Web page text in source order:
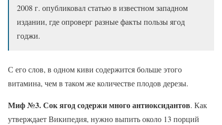
2008 г. опубликовал статью в известном западном
издании, где опроверг разные факты пользы ягод
годжи.
С его слов, в одном киви содержится больше этого
витамина, чем в таком же количестве плодов дерезы.
Миф №3. Сок ягод содержи много антиоксидантов. Как
утверждает Википедия, нужно выпить около 13 порций